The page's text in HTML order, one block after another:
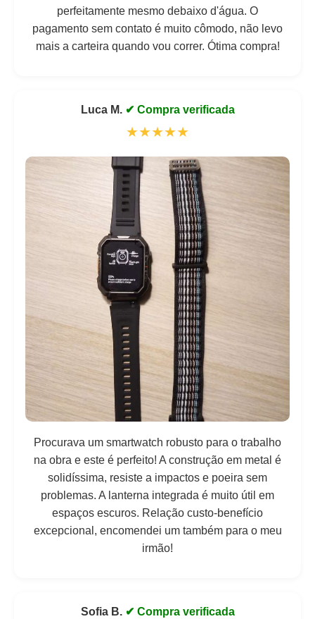
perfeitamente mesmo debaixo d'água. O
pagamento sem contato é muito cômodo, não levo
mais a carteira quando vou correr. Ótima compra!
Luca M. ✔ Compra verificada
★★★★★
Procurava um smartwatch robusto para o trabalho
na obra e este é perfeito! A construção em metal é
solidíssima, resiste a impactos e poeira sem
problemas. A lanterna integrada é muito útil em
espaços escuros. Relação custo-benefício
excepcional, encomendei um também para o meu
irmão!
Sofia B. ✔ Compra verificada